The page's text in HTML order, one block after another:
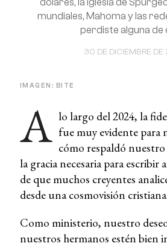
30 DE DICIEMBRE
mundiales, Mahoma y las
perdiste alguna de
IMAGEN: BITE
A lo largo del 2024, la
fue muy evidente para
cómo respaldó
la gracia necesaria para
de que muchos creyentes
desde una cosmovisión
Como ministerio, nuestro
nuestros hermanos estén bien